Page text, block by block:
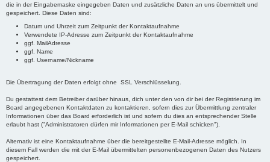
die in der Eingabemaske eingegeben Daten und zusätzliche Daten an uns übermittelt und
gespeichert. Diese Daten sind:
Datum und Uhrzeit zum Zeitpunkt der Kontaktaufnahme
Verwendete IP-Adresse zum Zeitpunkt der Kontaktaufnahme
ggf. MailAdresse
ggf. Name
ggf. Username/Nickname
Die Übertragung der Daten erfolgt ohne SSL Verschlüsselung.
Du gestattest dem Betreiber darüber hinaus, dich unter den von dir bei der Registrierung im
Board angegebenen Kontaktdaten zu kontaktieren, sofern dies zur Übermittlung zentraler
Informationen über das Board erforderlich ist und sofern du dies an entsprechender Stelle
erlaubt hast ("Administratoren dürfen mir Informationen per E-Mail schicken").
Alternativ ist eine Kontaktaufnahme über die bereitgestellte E-Mail-Adresse möglich. In
diesem Fall werden die mit der E-Mail übermittelten personenbezogenen Daten des Nutzers
gespeichert.